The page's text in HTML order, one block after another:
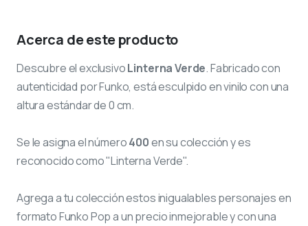
Acerca de este producto
Descubre el exclusivoLinterna Verde. Fabricado con
autenticidad por Funko, está esculpido en vinilo con una
altura estándar de 0 cm.
Se le asigna el número400en su colección y es
reconocido como "Linterna Verde".
Agrega a tu colección estos inigualables personajes en
formato Funko Pop a un precio inmejorable y con una